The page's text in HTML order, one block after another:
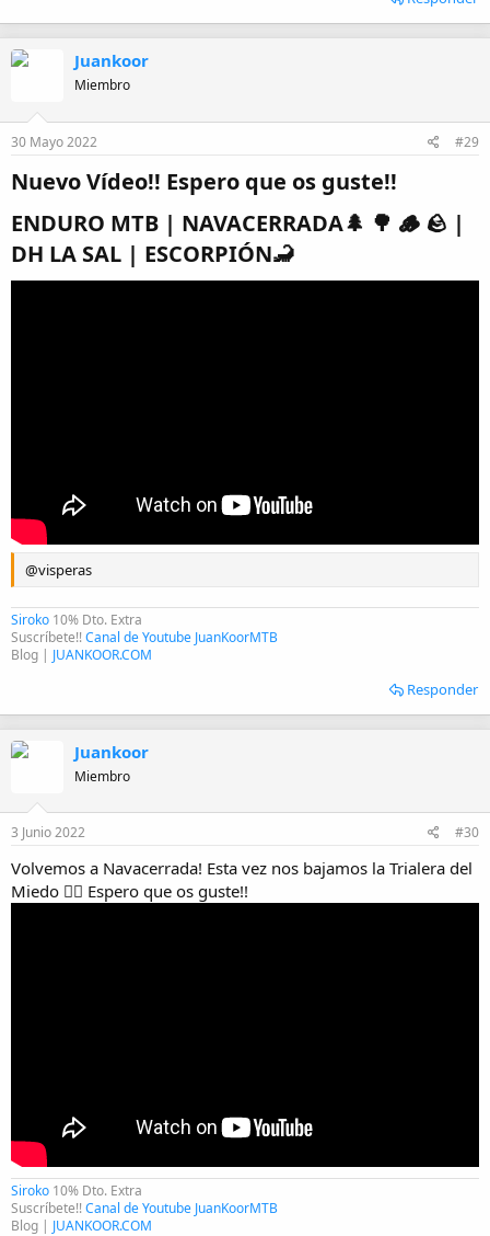
Juankoor
Miembro
30 Mayo 2022 #29
Nuevo Vídeo!! Espero que os guste!!​
ENDURO MTB | NAVACERRADA🌲 🌳 🪵 🪨 |
DH LA SAL | ESCORPIÓN🦂​
@visperas
Siroko 10% Dto. Extra
Suscríbete!!Canal de Youtube JuanKoorMTB
Blog | JUANKOOR.COM
Responder
Juankoor
Miembro
3 Junio 2022 #30
Volvemos a Navacerrada! Esta vez nos bajamos la Trialera del
Miedo 🧟‍♀️ Espero que os guste!!
Siroko 10% Dto. Extra
Suscríbete!!Canal de Youtube JuanKoorMTB
Blog | JUANKOOR.COM